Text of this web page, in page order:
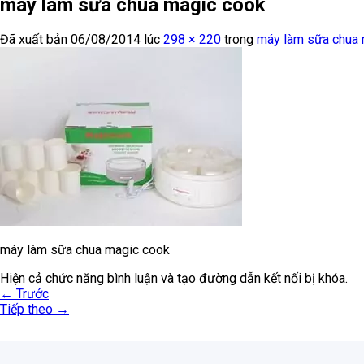
Đã xuất bản 06/08/2014 lúc 298 × 220 trong máy làm sữa chua
máy làm sữa chua magic cook
Hiện cả chức năng bình luận và tạo đường dẫn kết nối bị khóa.
← Trước
Tiếp theo →